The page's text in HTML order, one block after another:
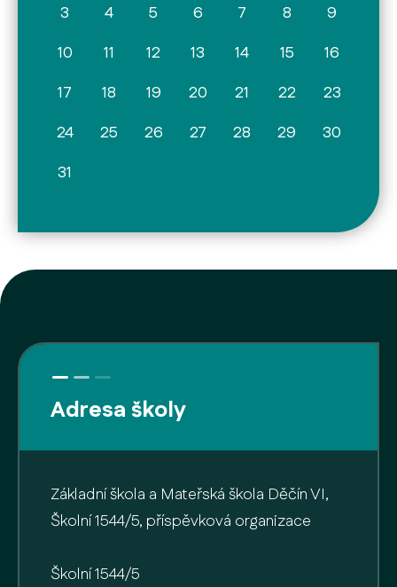
3
4 5 6 7 8
9
10
11 12 13 14 15
16
17
18 19 20 21 22
23
24
25 26 27 28 29
30
31
Adresa školy
Základní škola a Mateřská škola Děčín VI,
Školní 1544/5, příspěvková organizace
Školní 1544/5